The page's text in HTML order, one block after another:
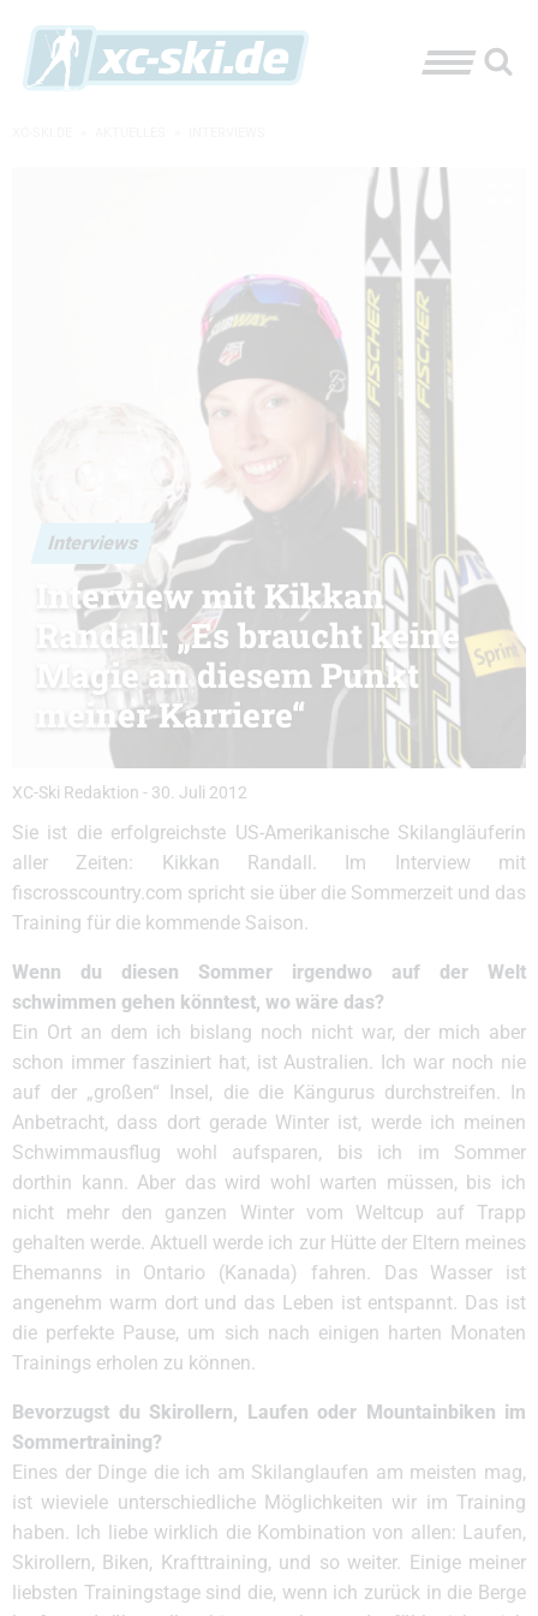
Interviews
Interview mit Kikkan
Randall: „Es braucht keine
Magie an diesem Punkt
meiner Karriere“
XC-Ski Redaktion - 30. Juli 2012
Sie ist die erfolgreichste US-Amerikanische Skilangläuferin
aller Zeiten: Kikkan Randall. Im Interview mit
fiscrosscountry.com spricht sie über die Sommerzeit und das
Training für die kommende Saison.
Wenn du diesen Sommer irgendwo auf der Welt
schwimmen gehen könntest, wo wäre das?
Ein Ort an dem ich bislang noch nicht war, der mich aber
schon immer fasziniert hat, ist Australien. Ich war noch nie
auf der „großen“ Insel, die die Kängurus durchstreifen. In
Anbetracht, dass dort gerade Winter ist, werde ich meinen
Schwimmausflug wohl aufsparen, bis ich im Sommer
dorthin kann. Aber das wird wohl warten müssen, bis ich
nicht mehr den ganzen Winter vom Weltcup auf Trapp
gehalten werde. Aktuell werde ich zur Hütte der Eltern meines
Ehemanns in Ontario (Kanada) fahren. Das Wasser ist
angenehm warm dort und das Leben ist entspannt. Das ist
die perfekte Pause, um sich nach einigen harten Monaten
Trainings erholen zu können.
Bevorzugst du Skirollern, Laufen oder Mountainbiken im
Sommertraining?
Eines der Dinge die ich am Skilanglaufen am meisten mag,
ist wieviele unterschiedliche Möglichkeiten wir im Training
haben. Ich liebe wirklich die Kombination von allen: Laufen,
Skirollern, Biken, Krafttraining, und so weiter. Einige meiner
liebsten Trainingstage sind die, wenn ich zurück in die Berge